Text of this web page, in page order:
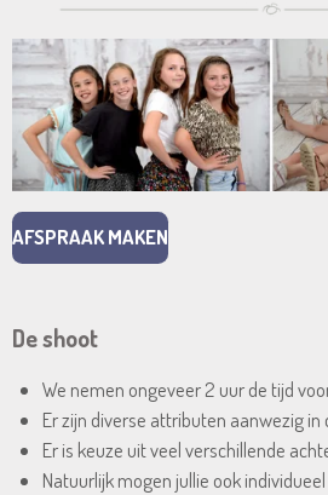
AFSPRAAK MAKEN
De shoot
We nemen ongeveer 2 uur de tijd
Er zijn diverse attributen aanwezig in
Er is keuze uit veel verschillende
Natuurlijk mogen jullie ook